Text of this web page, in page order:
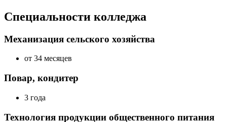
Специальности колледжа
Механизация сельского хозяйства
от 34 месяцев
Повар, кондитер
3 года
Технология продукции общественного питания